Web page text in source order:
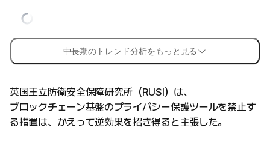
中長期のトレンド分析をもっと見る
英国王立防衛安全保障研究所（RUSI）は、
ブロックチェーン基盤のプライバシー保護ツールを禁止す
る措置は、かえって逆効果を招き得ると主張した。